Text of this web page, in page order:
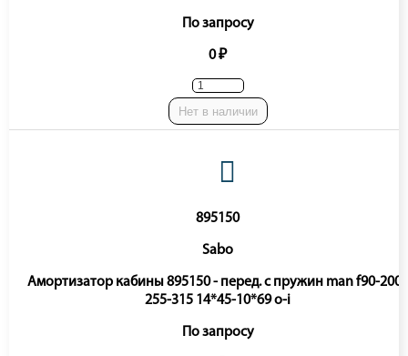
По запросу
0 ₽
Нет в наличии
895150
Sabo
Амортизатор кабины 895150 - перед. с пружин man f90-2000
255-315 14*45-10*69 o-i
По запросу